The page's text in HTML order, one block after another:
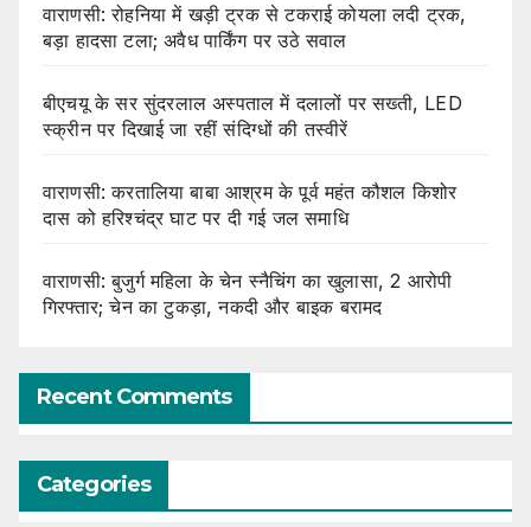
वाराणसी: रोहनिया में खड़ी ट्रक से टकराई कोयला लदी ट्रक,
बड़ा हादसा टला; अवैध पार्किंग पर उठे सवाल
बीएचयू के सर सुंदरलाल अस्पताल में दलालों पर सख्ती, LED
स्क्रीन पर दिखाई जा रहीं संदिग्धों की तस्वीरें
वाराणसी: करतालिया बाबा आश्रम के पूर्व महंत कौशल किशोर
दास को हरिश्चंद्र घाट पर दी गई जल समाधि
वाराणसी: बुजुर्ग महिला के चेन स्नैचिंग का खुलासा, 2 आरोपी
गिरफ्तार; चेन का टुकड़ा, नकदी और बाइक बरामद
Recent Comments
Categories